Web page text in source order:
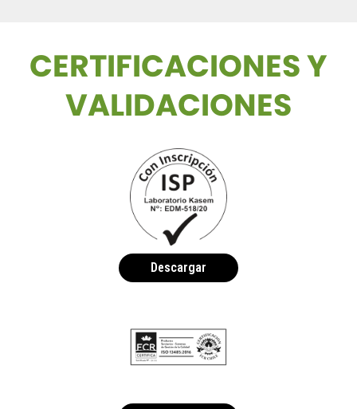
CERTIFICACIONES Y
VALIDACIONES
Descargar